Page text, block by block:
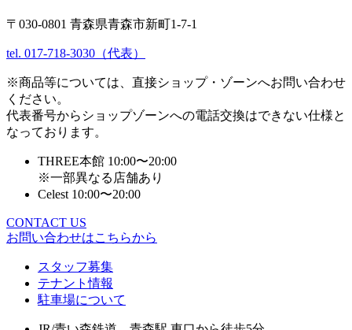
〒030-0801 青森県青森市新町1-7-1
tel. 017-718-3030（代表）
※商品等については、直接ショップ・ゾーンへお問い合わせ
ください。
代表番号からショップゾーンへの電話交換はできない仕様と
なっております。
THREE本館 10:00〜20:00
※一部異なる店舗あり
Celest 10:00〜20:00
CONTACT US
お問い合わせはこちらから
スタッフ募集
テナント情報
駐車場について